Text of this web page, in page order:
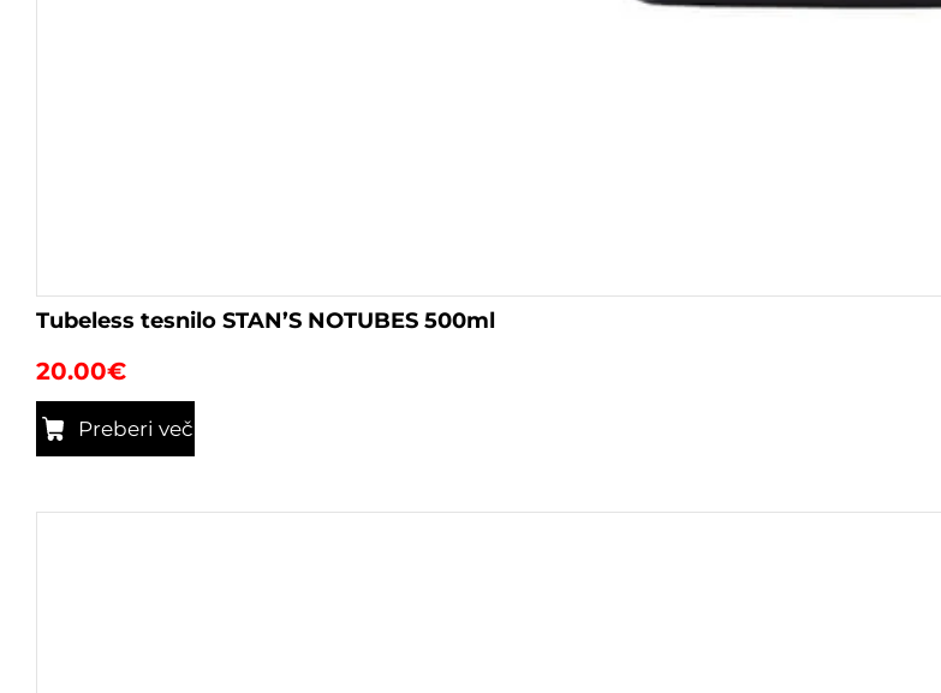
Tubeless tesnilo STAN’S NOTUBES 500ml
20.00€
Preberi več